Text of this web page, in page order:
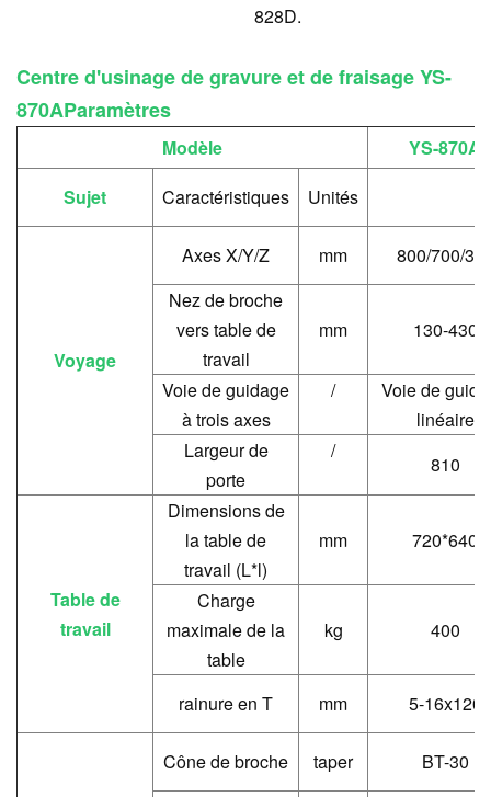
828D.
Centre d'usinage de gravure et de fraisage YS-
870AParamètres
Modèle
YS-870A
Sujet
Caractéristiques Unités
Voyage
Axes X/Y/Z mm
800/700/
Nez de broche
vers table de
travail
mm 130-430
Voie de guidage
à trois axes
/
Voie de
linéaire
Largeur de
porte
/
810
Table de
travail
Dimensions de
la table de
travail (L*l)
mm 720*640
Charge
maximale de la
table
kg 400
rainure en T mm 5-16x120
Cône de broche taper
BT-30